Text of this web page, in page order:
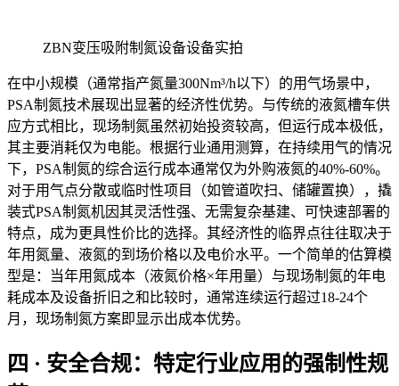
ZBN变压吸附制氮设备设备实拍
在中小规模（通常指产氮量300Nm³/h以下）的用气场景中，
PSA制氮技术展现出显著的经济性优势。与传统的液氮槽车供
应方式相比，现场制氮虽然初始投资较高，但运行成本极低，
其主要消耗仅为电能。根据行业通用测算，在持续用气的情况
下，PSA制氮的综合运行成本通常仅为外购液氮的40%-60%。
对于用气点分散或临时性项目（如管道吹扫、储罐置换），撬
装式PSA制氮机因其灵活性强、无需复杂基建、可快速部署的
特点，成为更具性价比的选择。其经济性的临界点往往取决于
年用氮量、液氮的到场价格以及电价水平。一个简单的估算模
型是：当年用氮成本（液氮价格×年用量）与现场制氮的年电
耗成本及设备折旧之和比较时，通常连续运行超过18-24个
月，现场制氮方案即显示出成本优势。
四 · 安全合规：特定行业应用的强制性规